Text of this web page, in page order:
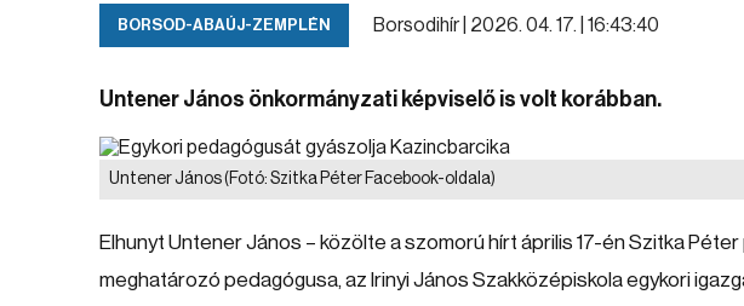
BORSOD-ABAÚJ-ZEMPLÉN Borsodihír | 2026. 04. 17. | 16:43:40
Untener János önkormányzati képviselő is volt korábban.
Untener János(Fotó: Szitka Péter Facebook-oldala)
Elhunyt Untener János – közölte a szomorú hírt április 17-én Szitka
meghatározó pedagógusa, az Irinyi János Szakközépiskola egykori